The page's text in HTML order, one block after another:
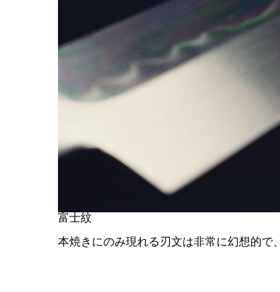
富士紋
本焼きにのみ現れる刃文は非常に幻想的で